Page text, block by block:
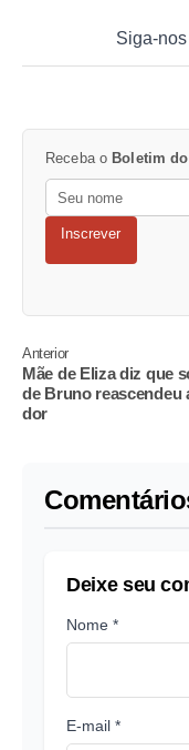
Siga-
Receba o Boletim
Inscrever
Anterior
Mãe de Eliza diz que
de Bruno reascendeu
dor
Deixe seu
Nome *
E-mail *